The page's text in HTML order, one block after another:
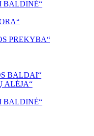
BALDINĖ“
PREKYBA“
BALDAI“
ALĖJA“
BALDINĖ“